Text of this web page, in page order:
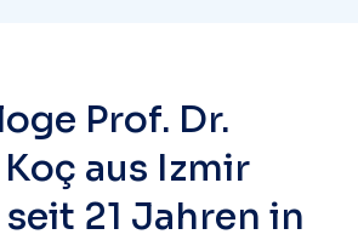
Prof. Dr.
aus Izmir
21 Jahren in